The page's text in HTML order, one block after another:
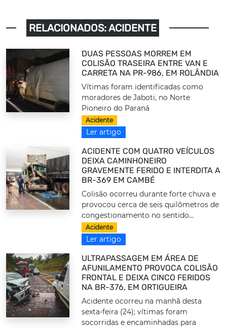
RELACIONADOS: ACIDENTE
DUAS PESSOAS MORREM EM
COLISÃO TRASEIRA ENTRE VAN E
CARRETA NA PR-986, EM ROLÂNDIA
Vítimas foram identificadas como
moradores de Jaboti, no Norte
Pioneiro do Paraná
Acidente
Ler artigo
ACIDENTE COM QUATRO VEÍCULOS
DEIXA CAMINHONEIRO
GRAVEMENTE FERIDO E INTERDITA A
BR-369 EM CAMBÉ
Colisão ocorreu durante forte chuva e
provocou cerca de seis quilômetros de
congestionamento no sentido...
Acidente
Ler artigo
ULTRAPASSAGEM EM ÁREA DE
AFUNILAMENTO PROVOCA COLISÃO
FRONTAL E DEIXA CINCO FERIDOS
NA BR-376, EM ORTIGUEIRA
Acidente ocorreu na manhã desta
sexta-feira (24); vítimas foram
socorridas e encaminhadas para